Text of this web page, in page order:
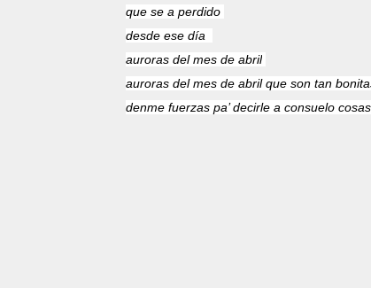
que se a perdido
desde ese día
auroras del mes de abril
auroras del mes de abril que son tan
denme fuerzas pa’ decirle a consuelo cosas